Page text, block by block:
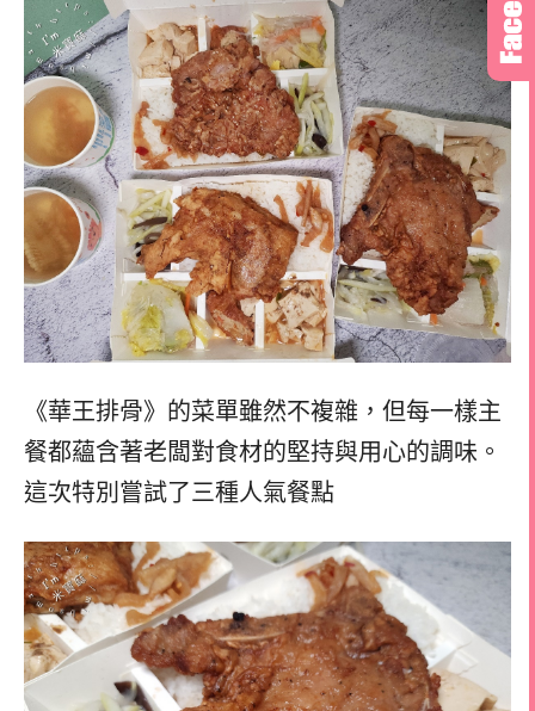
《華王排骨》的菜單雖然不複雜，但每一樣主
餐都蘊含著老闆對食材的堅持與用心的調味。
這次特別嘗試了三種人氣餐點